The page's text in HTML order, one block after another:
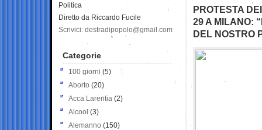
PROTESTA
29 A MILANO:
DEL NOSTRO
Politica
Diretto da Riccardo Fucile
Scrivici: destradipopolo@gmail.com
Categorie
100 giorni (5)
Aborto (20)
Acca Larentia (2)
Alcool (3)
Alemanno (150)